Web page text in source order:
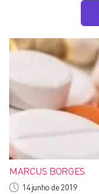
MARCUS BORGES
14 junho de 2019